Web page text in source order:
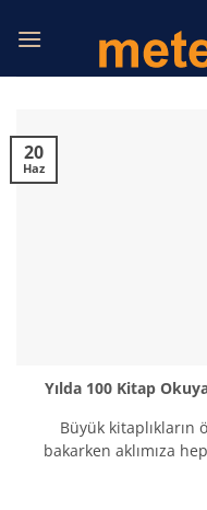
atla
Yılda 100 Kitap
Büyük
bakarken aklımıza
20
Haz